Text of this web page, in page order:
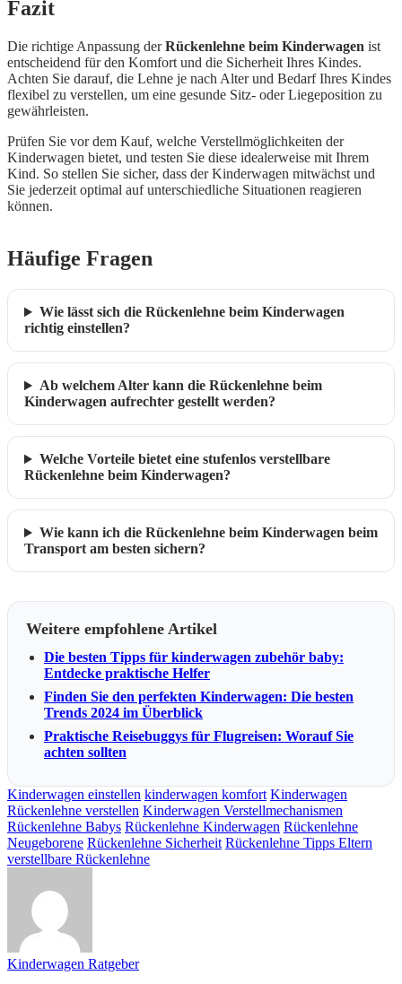
Fazit
Die richtige Anpassung derRückenlehne beim Kinderwagen ist
entscheidend für den Komfort und die Sicherheit Ihres Kindes.
Achten Sie darauf, die Lehne je nach Alter und Bedarf Ihres Kindes
flexibel zu verstellen, um eine gesunde Sitz- oder Liegeposition zu
gewährleisten.
Prüfen Sie vor dem Kauf, welche Verstellmöglichkeiten der
Kinderwagen bietet, und testen Sie diese idealerweise mit Ihrem
Kind. So stellen Sie sicher, dass der Kinderwagen mitwächst und
Sie jederzeit optimal auf unterschiedliche Situationen reagieren
können.
Häufige Fragen
Wie lässt sich die Rückenlehne beim Kinderwagen
richtig einstellen?
Ab welchem Alter kann die Rückenlehne beim
Kinderwagen aufrechter gestellt werden?
Welche Vorteile bietet eine stufenlos verstellbare
Rückenlehne beim Kinderwagen?
Wie kann ich die Rückenlehne beim Kinderwagen beim
Transport am besten sichern?
Weitere empfohlene Artikel
Die besten Tipps für kinderwagen zubehör baby:
Entdecke praktische Helfer
Finden Sie den perfekten Kinderwagen: Die besten
Trends 2024 im Überblick
Praktische Reisebuggys für Flugreisen: Worauf Sie
achten sollten
Kinderwagen einstellen kinderwagen komfort Kinderwagen
Rückenlehne verstellen Kinderwagen Verstellmechanismen
Rückenlehne Babys Rückenlehne Kinderwagen Rückenlehne
Neugeborene Rückenlehne Sicherheit Rückenlehne Tipps Eltern
verstellbare Rückenlehne
Kinderwagen Ratgeber